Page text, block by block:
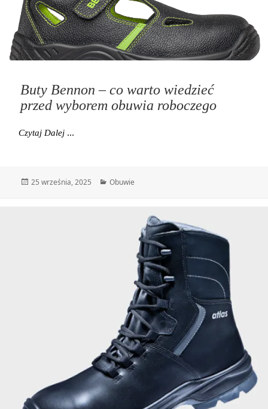
Buty Bennon – co warto wiedzieć
przed wyborem obuwia roboczego
Czytaj Dalej
Data
25 września, 2025 Kategorie
Obuwie